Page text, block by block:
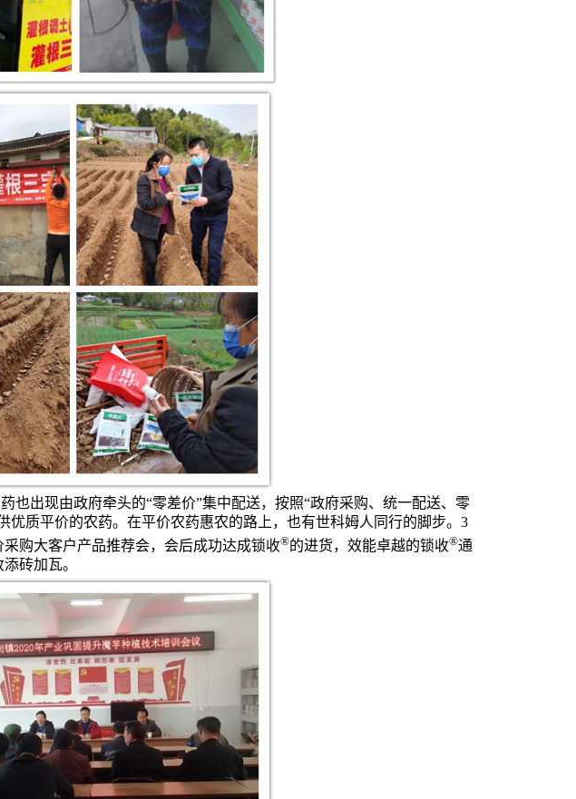
也出现由政府牵头的“零差价”集中配送，按照“政府采购、统一配送、零
质平价的农药。在平价农药惠农的路上，也有世科姆人同行的脚步。 3
购大客户产品推荐会，会后成功达成锁收®的进货，效能卓越的锁收®通
砖加瓦。